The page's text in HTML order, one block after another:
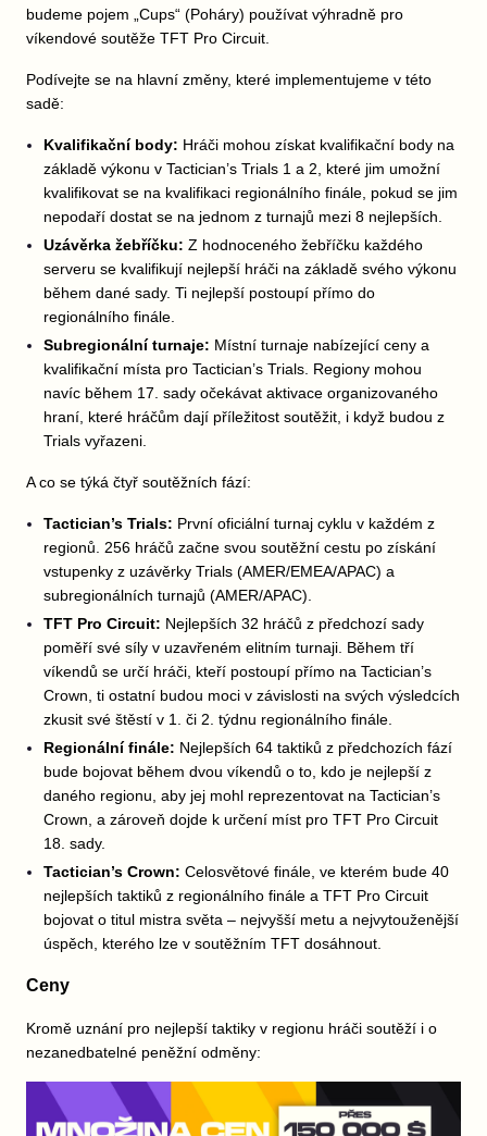
budeme pojem „Cups“ (Poháry) používat výhradně pro
víkendové soutěže TFT Pro Circuit.
Podívejte se na hlavní změny, které implementujeme v této
sadě:
Kvalifikační body: Hráči mohou získat kvalifikační body na
základě výkonu v Tactician’s Trials 1 a 2, které jim umožní
kvalifikovat se na kvalifikaci regionálního finále, pokud se jim
nepodaří dostat se na jednom z turnajů mezi 8 nejlepších.
Uzávěrka žebříčku: Z hodnoceného žebříčku každého
serveru se kvalifikují nejlepší hráči na základě svého výkonu
během dané sady. Ti nejlepší postoupí přímo do
regionálního finále.
Subregionální turnaje: Místní turnaje nabízející ceny a
kvalifikační místa pro Tactician’s Trials. Regiony mohou
navíc během 17. sady očekávat aktivace organizovaného
hraní, které hráčům dají příležitost soutěžit, i když budou z
Trials vyřazeni.
A co se týká čtyř soutěžních fází:
Tactician’s Trials: První oficiální turnaj cyklu v každém z
regionů. 256 hráčů začne svou soutěžní cestu po získání
vstupenky z uzávěrky Trials (AMER/EMEA/APAC) a
subregionálních turnajů (AMER/APAC).
TFT Pro Circuit: Nejlepších 32 hráčů z předchozí sady
poměří své síly v uzavřeném elitním turnaji. Během tří
víkendů se určí hráči, kteří postoupí přímo na Tactician’s
Crown, ti ostatní budou moci v závislosti na svých výsledcích
zkusit své štěstí v 1. či 2. týdnu regionálního finále.
Regionální finále: Nejlepších 64 taktiků z předchozích fází
bude bojovat během dvou víkendů o to, kdo je nejlepší z
daného regionu, aby jej mohl reprezentovat na Tactician’s
Crown, a zároveň dojde k určení míst pro TFT Pro Circuit
18. sady.
Tactician’s Crown: Celosvětové finále, ve kterém bude 40
nejlepších taktiků z regionálního finále a TFT Pro Circuit
bojovat o titul mistra světa – nejvyšší metu a nejvytouženější
úspěch, kterého lze v soutěžním TFT dosáhnout.
Ceny
Kromě uznání pro nejlepší taktiky v regionu hráči soutěží i o
nezanedbatelné peněžní odměny: